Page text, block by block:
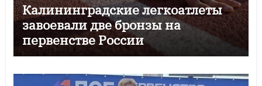
Калининградские легкоатлеты
завоевали две бронзы на
первенстве России